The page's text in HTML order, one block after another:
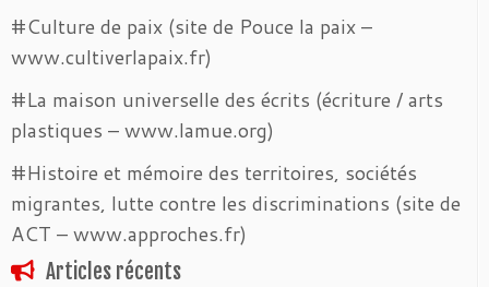
#Culture de paix (site de Pouce la paix –
www.cultiverlapaix.fr)
#La maison universelle des écrits (écriture / arts
plastiques – www.lamue.org)
#Histoire et mémoire des territoires, sociétés
migrantes, lutte contre les discriminations (site de
ACT – www.approches.fr)
Articles récents